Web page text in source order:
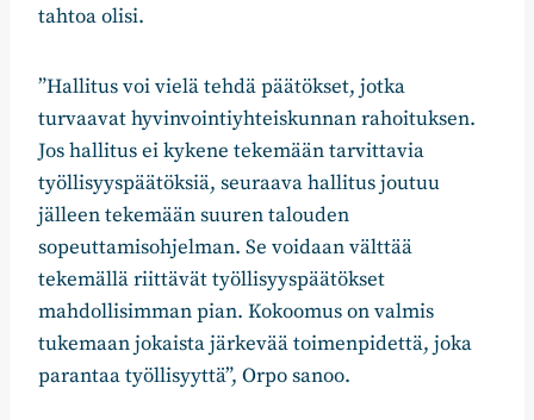
tahtoa olisi.
”Hallitus voi vielä tehdä päätökset, jotka
turvaavat hyvinvointiyhteiskunnan rahoituksen.
Jos hallitus ei kykene tekemään tarvittavia
työllisyyspäätöksiä, seuraava hallitus joutuu
jälleen tekemään suuren talouden
sopeuttamisohjelman. Se voidaan välttää
tekemällä riittävät työllisyyspäätökset
mahdollisimman pian. Kokoomus on valmis
tukemaan jokaista järkevää toimenpidettä, joka
parantaa työllisyyttä”, Orpo sanoo.